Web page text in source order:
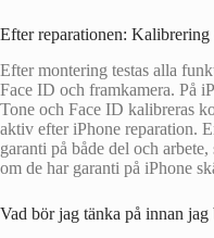
Efter reparationen: Kalibrering
Efter montering testas alla
Face ID och framkamera. På
Tone och Face ID kalibreras
aktiv efter iPhone reparation.
garanti på både del och
om de har garanti på iPhone
Vad bör jag tänka på innan